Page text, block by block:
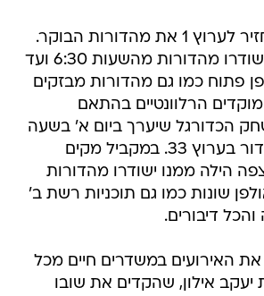
רשות השידור תחזיר לערוץ 1 את מהדורות הבוקר.
כבר ביום ראשון ישודרו מהדורות מהשעות 6:30 ועד
אולפן פתוח כמו גם מהדורות מבזקים
הרלוונטיים בהתאם
הכדורגל שיערך ביום א' בשעה
20:30 יועבר לשידור בערוץ 33. במקביל מקים
הילה ממנו ישודרו מהדורות
שונות כמו גם תוכניות רשת ב'
והכל דיבורים.
יסקרו את האירועים במשדרים חיים מכל
יעקב אילון, שהקדים את שובו